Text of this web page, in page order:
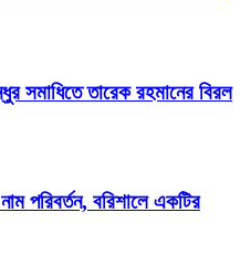
সমাধিতে তারেক রহমানের বিরল
পরিবর্তন, বরিশালে একটির